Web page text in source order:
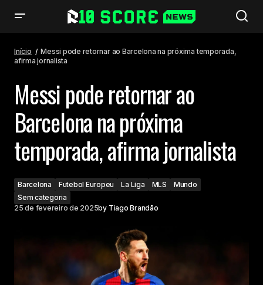
jornalista
Início
Messi pode retornar ao Barcelona na próxima temporada,
afirma jornalista
Messi pode retornar ao
Barcelona na próxima
temporada, afirma jornalista
Barcelona Futebol Europeu La Liga MLS
Mundo
Sem categoria
25 de fevereiro de 2025by Tiago Brandão